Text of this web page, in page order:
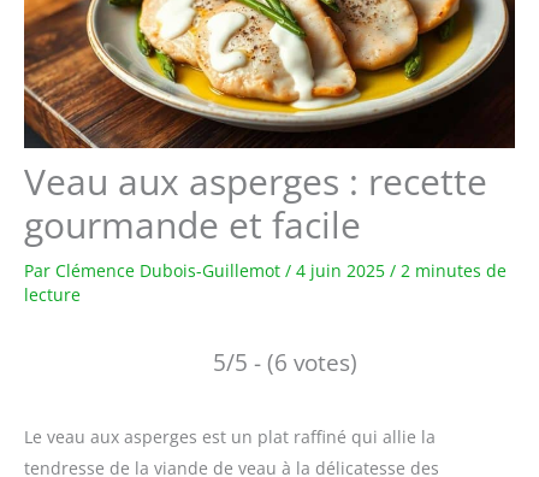
Veau aux asperges : recette
gourmande et facile
Par Clémence Dubois-Guillemot / 4 juin 2025 / 2 minutes de
lecture
5/5 - (6 votes)
Le veau aux asperges est un plat raffiné qui allie la
tendresse de la viande de veau à la délicatesse des